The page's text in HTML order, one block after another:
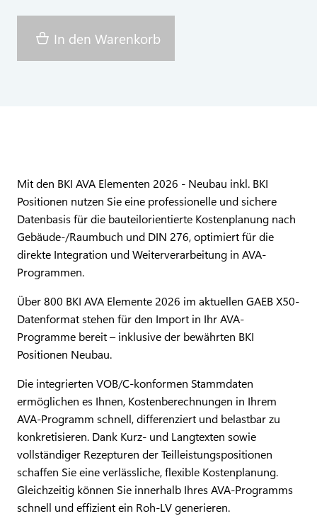
In den Warenkorb
Mit den BKI AVA Elementen 2026 - Neubau inkl. BKI
Positionen nutzen Sie eine professionelle und sichere
Datenbasis für die bauteilorientierte Kostenplanung nach
Gebäude-/Raumbuch und DIN 276, optimiert für die
direkte Integration und Weiterverarbeitung in AVA-
Programmen.
Über 800 BKI AVA Elemente 2026 im aktuellen GAEB X50-
Datenformat stehen für den Import in Ihr AVA-
Programme bereit – inklusive der bewährten BKI
Positionen Neubau.
Die integrierten VOB/C-konformen Stammdaten
ermöglichen es Ihnen, Kostenberechnungen in Ihrem
AVA-Programm schnell, differenziert und belastbar zu
konkretisieren. Dank Kurz- und Langtexten sowie
vollständiger Rezepturen der Teilleistungspositionen
schaffen Sie eine verlässliche, flexible Kostenplanung.
Gleichzeitig können Sie innerhalb Ihres AVA-Programms
schnell und effizient ein Roh-LV generieren.